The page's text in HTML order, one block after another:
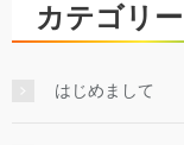
カテゴリー
はじめまして